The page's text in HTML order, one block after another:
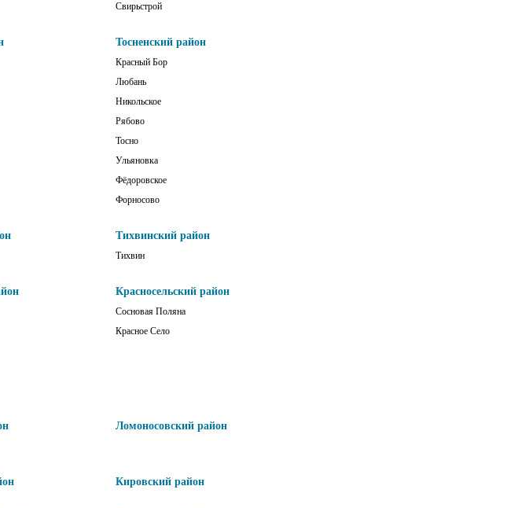
Свирьстрой
Тосненский район
Красный Бор
Любань
Никольское
Рябово
Тосно
Ульяновка
Фёдоровское
Форносово
Тихвинский район
Тихвин
Красносельский район
Сосновая Поляна
Красное Село
Ломоносовский район
Кировский район